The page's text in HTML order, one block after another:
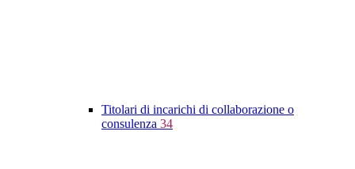
Titolari di incarichi di collaborazione o
consulenza 34